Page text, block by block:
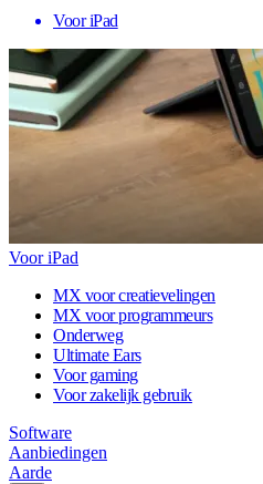
Voor iPad
Voor iPad
MX voor creatievelingen
MX voor programmeurs
Onderweg
Ultimate Ears
Voor gaming
Voor zakelijk gebruik
Software
Aanbiedingen
Aarde